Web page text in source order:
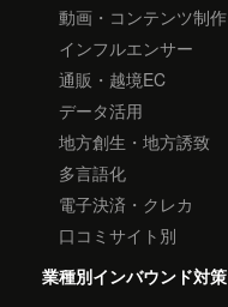
動画・コンテンツ制作
インフルエンサー
通販・越境EC
データ活用
地方創生・地方誘致
多言語化
電子決済・クレカ
口コミサイト別
業種別インバウンド対策